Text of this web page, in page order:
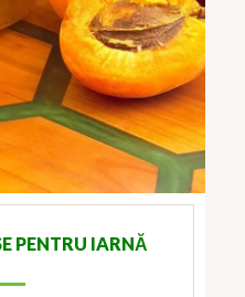
PENTRU IARNĂ